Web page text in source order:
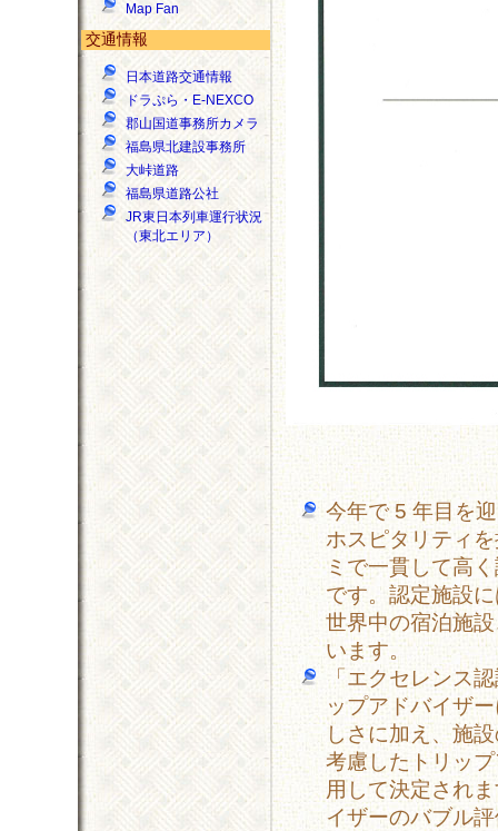
Map Fan
交通情報
日本道路交通情報
ドラぷら・E-NEXCO
郡山国道事務所カメラ
福島県北建設事務所
大峠道路
福島県道路公社
JR東日本列車運行状況
（東北エリア）
今年で 5 年目を
ホスピタリティ
ミで一貫して高
です。認定施設
世界中の宿泊施
います。
「エクセレンス
ップアドバイザ
しさに加え、施
考慮したトリッ
用して決定され
イザーのバブル